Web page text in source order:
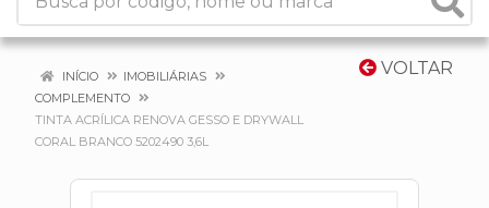
VOLTAR
INÍCIO
IMOBILIÁRIAS
COMPLEMENTO
TINTA ACRÍLICA RENOVA GESSO E DRYWALL
CORAL BRANCO 5202490 3,6L